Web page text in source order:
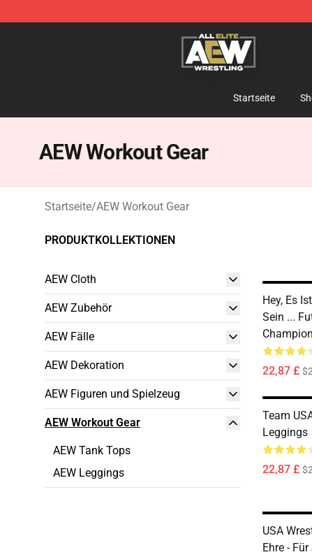
Aew Shop ⚡️ Official Aew Merchandise Store
Startseite
AEW Workout Gear
Startseite/AEW Workout Gear
PRODUKTKOLLEKTIONEN
AEW Cloth
AEW Zubehör
AEW Fälle
AEW Dekoration
AEW Figuren und Spielzeug
AEW Workout Gear
AEW Tank Tops
AEW Leggings
Hey, Es
Sein ...
22,87 £
Team
Leggings
22,87 £
USA
Ehre -